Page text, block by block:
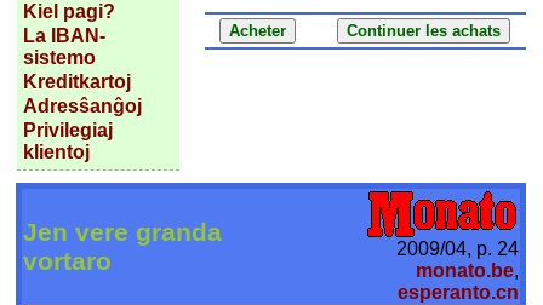
Kiel pagi?
La IBAN-
sistemo
Kreditkartoj
Adresŝanĝoj
Privilegiaj
klientoj
Jen vere granda
vortaro
2009/04, p. 24
monato.be,
esperanto.cn